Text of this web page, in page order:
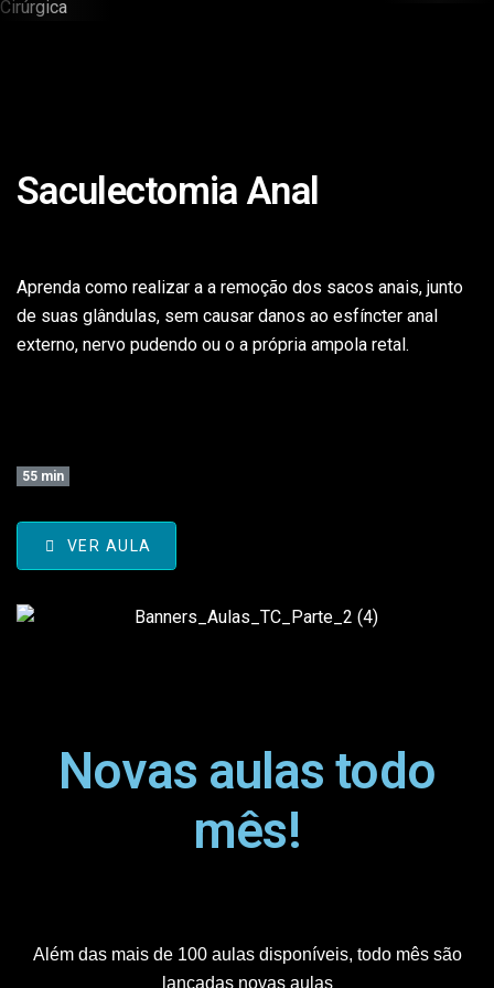
Técnica
Saculectomia Anal
Aprenda como realizar a a remoção dos sacos anais, junto
de suas glândulas, sem causar danos ao esfíncter anal
externo, nervo pudendo ou o a própria ampola retal.
55 min
VER AULA
Novas aulas todo
mês!
Além das mais de 100 aulas disponíveis, todo mês são
lançadas novas aulas